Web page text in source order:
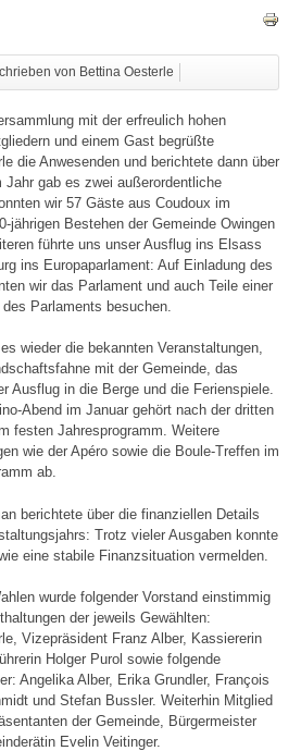
von Bettina Oesterle
mit der erfreulich hohen
und einem Gast begrüßte
die Anwesenden und berichtete dann über
Jahr gab es zwei außerordentliche
wir 57 Gäste aus Coudoux im
jährigen Bestehen der Gemeinde Owingen
führte uns unser Ausflug ins Elsass
ins Europaparlament: Auf Einladung des
wir das Parlament und auch Teile einer
Parlaments besuchen.
wieder die bekannten Veranstaltungen,
mit der Gemeinde, das
Ausflug in die Berge und die Ferienspiele.
Abend im Januar gehört nach der dritten
festen Jahresprogramm. Weitere
wie der Apéro sowie die Boule-Treffen im
ab.
berichtete über die finanziellen Details
Trotz vieler Ausgaben konnte
eine stabile Finanzsituation vermelden.
wurde folgender Vorstand einstimmig
der jeweils Gewählten:
Vizepräsident Franz Alber, Kassiererin
Holger Purol sowie folgende
Angelika Alber, Erika Grundler, François
und Stefan Bussler. Weiterhin Mitglied
der Gemeinde, Bürgermeister
Evelin Veitinger.